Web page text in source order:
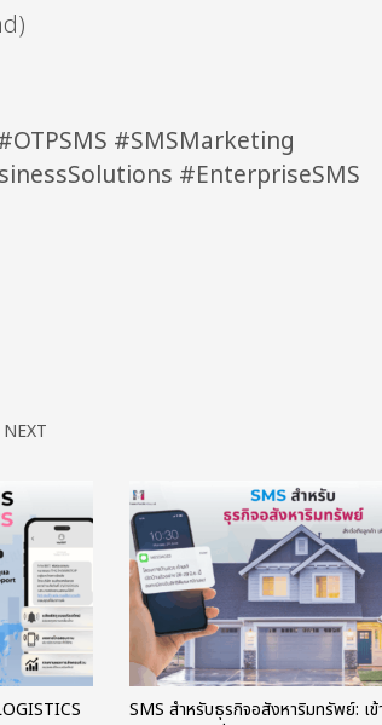
#SMSMarketing
#EnterpriseSMS
SMS สำหรับธุรกิจอสังหาริมทรัพย์: เ